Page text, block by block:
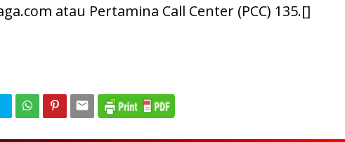
atau Pertamina Call Center (PCC) 135.[]